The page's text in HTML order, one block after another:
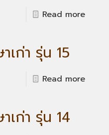
Read more
เก่า รุ่น 15
Read more
เก่า รุ่น 14